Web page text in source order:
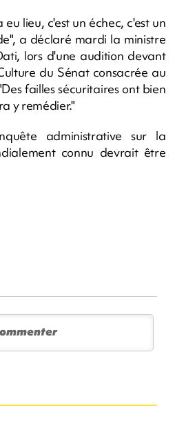
lieu, c'est un échec, c'est un
a déclaré mardi la ministre
lors d'une audition devant
du Sénat consacrée au
failles sécuritaires ont bien
y remédier."
administrative sur la
connu devrait être